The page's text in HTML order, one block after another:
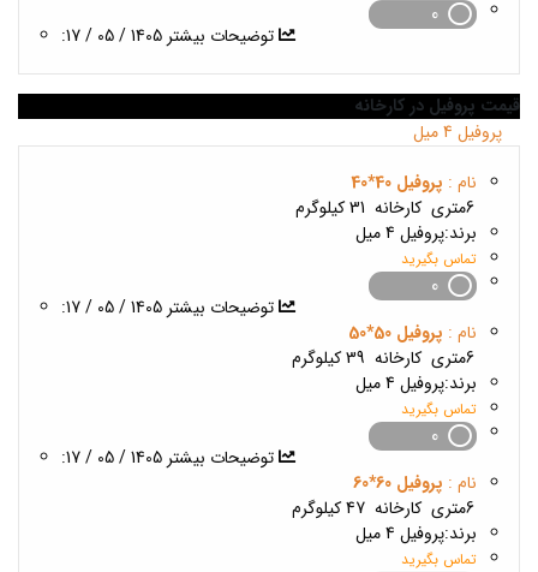
:توضیحات بیشتر
قیمت پروفیل در کارخانه
پروفیل 4 میل
نام : پروفیل 40*40
6متری
کارخانه 31 کیلوگرم
برند:پروفیل 4 میل
تماس بگیرید
:توضیحات بیشتر
نام : پروفیل 50*50
6متری
کارخانه 39 کیلوگرم
برند:پروفیل 4 میل
تماس بگیرید
:توضیحات بیشتر
نام : پروفیل 60*60
6متری
کارخانه 47 کیلوگرم
برند:پروفیل 4 میل
تماس بگیرید